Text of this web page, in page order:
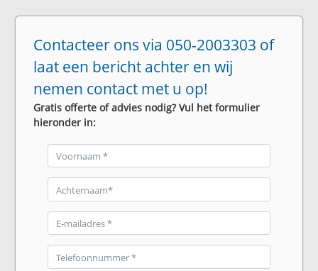
Contacteer ons via 050-2003303 of
laat een bericht achter en wij
nemen contact met u op!
Gratis offerte of advies nodig? Vul het formulier
hieronder in: